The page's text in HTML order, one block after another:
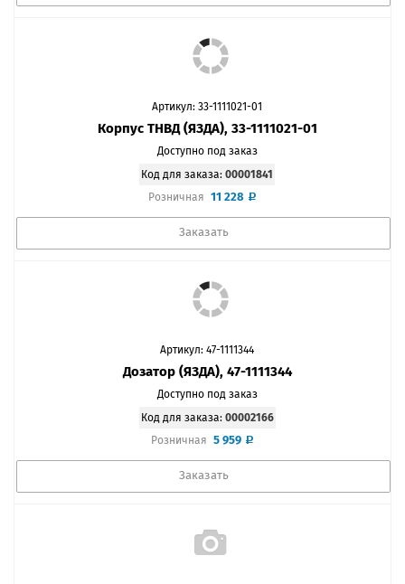
Артикул: 33-1111021-01
Корпус ТНВД (ЯЗДА), 33-1111021-01
Доступно под заказ
Код для заказа: 00001841
Розничная 11 228
Заказать
Артикул: 47-1111344
Дозатор (ЯЗДА), 47-1111344
Доступно под заказ
Код для заказа: 00002166
Розничная 5 959
Заказать